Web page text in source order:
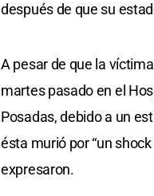
después de que su
A pesar de que la
martes pasado en el
Posadas, debido a un
ésta murió por “un
expresaron.